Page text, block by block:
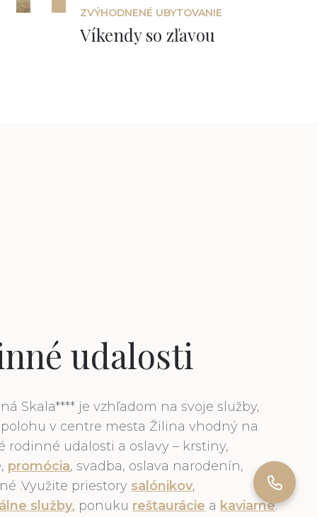
ZVÝHODNENÉ UBYTOVANIE
Víkendy so zľavou
udalosti
Skala**** je vzhľadom na svoje služby,
v centre mesta Žilina vhodný na
rodinné udalosti a oslavy – krstiny,
promócia, svadba, oslava narodenín,
.Využite priestory salónikov,
služby, ponuku reštaurácie a kaviarne.